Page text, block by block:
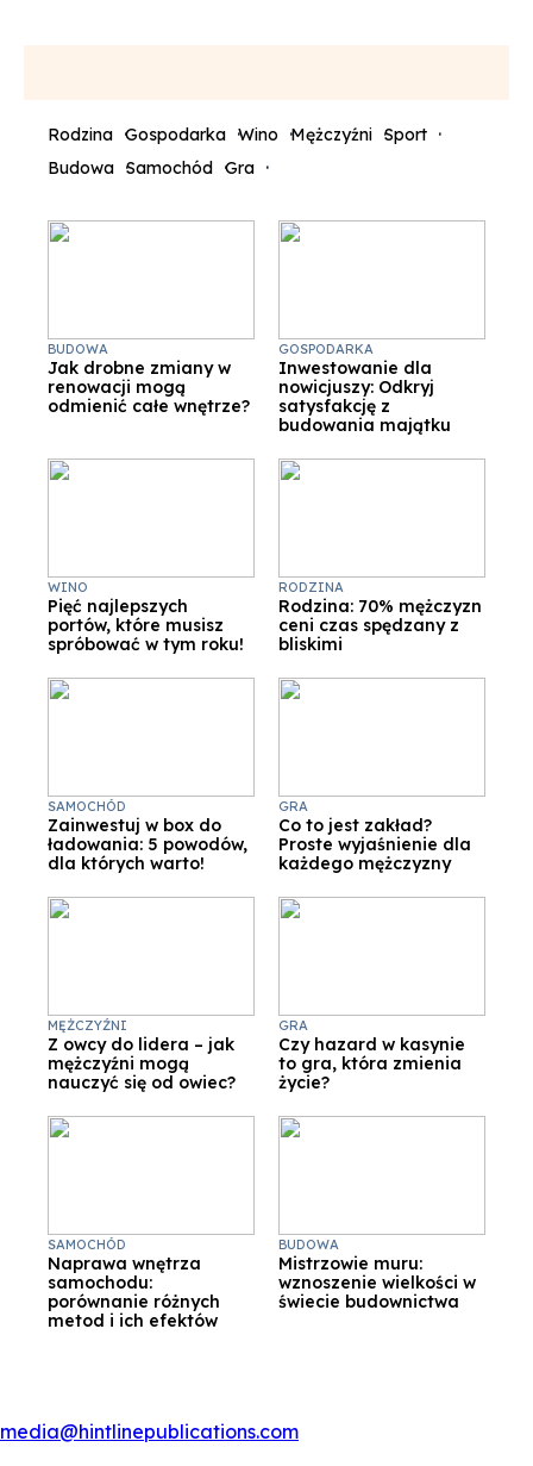
Rodzina Gospodarka Wino Mężczyźni Sport
Budowa Samochód Gra
Jak drobne zmiany w
renowacji mogą
odmienić całe wnętrze?
BUDOWA
Inwestowanie dla
nowicjuszy: Odkryj
satysfakcję z
budowania majątku
GOSPODARKA
Pięć najlepszych
portów, które musisz
spróbować w tym roku!
WINO
Rodzina: 70% mężczyzn
ceni czas spędzany z
bliskimi
RODZINA
Zainwestuj w box do
ładowania: 5 powodów,
dla których warto!
SAMOCHÓD
Co to jest zakład?
Proste wyjaśnienie dla
każdego mężczyzny
GRA
Z owcy do lidera – jak
mężczyźni mogą
nauczyć się od owiec?
MĘŻCZYŹNI
Czy hazard w kasynie
to gra, która zmienia
życie?
GRA
Naprawa wnętrza
samochodu:
porównanie różnych
metod i ich efektów
SAMOCHÓD
Mistrzowie muru:
wznoszenie wielkości w
świecie budownictwa
BUDOWA
media@hintlinepublications.com